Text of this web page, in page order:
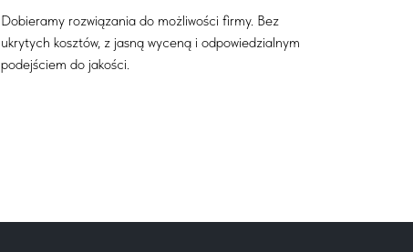
Dobieramy rozwiązania do możliwości firmy. Bez
ukrytych kosztów, z jasną wyceną i odpowiedzialnym
podejściem do jakości.